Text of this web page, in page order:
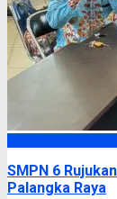
SMPN 6
Palangka Raya